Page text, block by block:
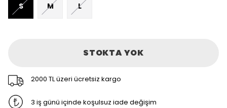
S M L
STOKTA YOK
2000 TL üzeri ücretsiz kargo
3 iş günü içinde koşulsuz iade değişim